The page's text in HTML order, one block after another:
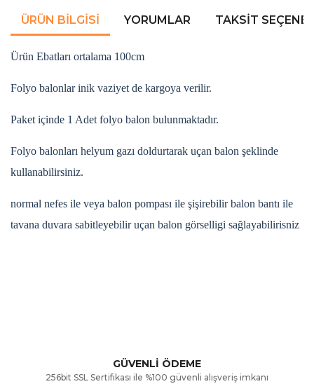
ÜRÜN BILGISI YORUMLAR TAKSIT
Ürün Ebatları ortalama 100cm
Folyo balonlar inik vaziyet de kargoya verilir.
Paket içinde 1 Adet folyo balon bulunmaktadır.
Folyo balonları helyum gazı doldurtarak uçan balon şeklinde
kullanabilirsiniz.
normal nefes ile veya balon pompası ile şişirebilir balon bantı ile
tavana duvara sabitleyebilir uçan balon görselligi sağlayabilirisniz
Ürün resmi kalitesiz, bozuk veya görüntülenemiyor.
GÜVENLİ ÖDEME
256bit SSL Sertifikası ile %100 güvenli alışveriş imkanı